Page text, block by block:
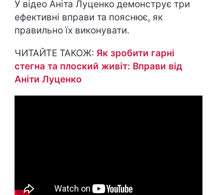
У відео Аніта Луценко демонструє три
ефективні вправи та пояснює, як
правильно їх виконувати.
ЧИТАЙТЕ ТАКОЖ: Як зробити гарні
стегна та плоский живіт: Вправи від
Аніти Луценко